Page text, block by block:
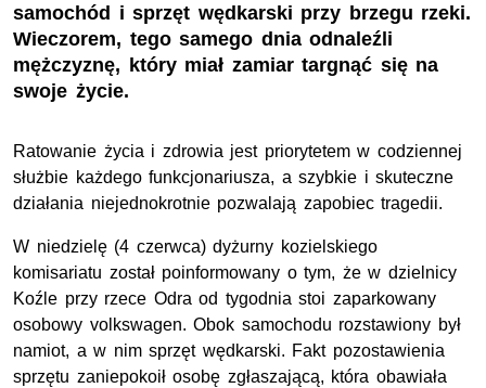
samochód i sprzęt wędkarski przy brzegu rzeki.
Wieczorem, tego samego dnia odnaleźli
mężczyznę, który miał zamiar targnąć się na
swoje życie.
Ratowanie życia i zdrowia jest priorytetem w codziennej
służbie każdego funkcjonariusza, a szybkie i skuteczne
działania niejednokrotnie pozwalają zapobiec tragedii.
W niedzielę (4 czerwca) dyżurny kozielskiego
komisariatu został poinformowany o tym, że w dzielnicy
Koźle przy rzece Odra od tygodnia stoi zaparkowany
osobowy volkswagen. Obok samochodu rozstawiony był
namiot, a w nim sprzęt wędkarski. Fakt pozostawienia
sprzętu zaniepokoił osobę zgłaszającą, która obawiała